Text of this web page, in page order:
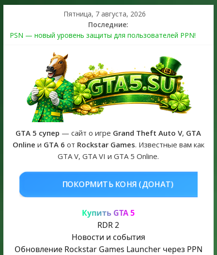
Пятница, 7 августа, 2026
Последние:
PSN — новый уровень защиты для пользователей PPN!
The Kortz Center Heist выйдет в GTA Online уже 14 июля
Регистрация в Rockstar Games Social Club ошибка #1.500.7:
как зарегистрировать аккаунт и войти без проблем в 2026
Получайте особые награды в GTA Online по программе
Fine Art Collector
GTA 6 официальная обложка игры и Предзаказ Grand Theft
Auto VI
GTA 5 супер — сайт о игре Grand Theft Auto V, GTA
Online и GTA 6 от Rockstar Games. Известные вам как
GTA V, GTA VI и GTA 5 Online.
КУПИТЬ GTA 5
Купить GTA 5
RDR 2
Новости и события
Обновление Rockstar Games Launcher через PPN